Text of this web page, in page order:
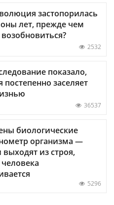
застопорилась
лет, прежде чем
2532
показало,
постепенно заселяет
36537
биологические
организма —
выходят из строя,
5296